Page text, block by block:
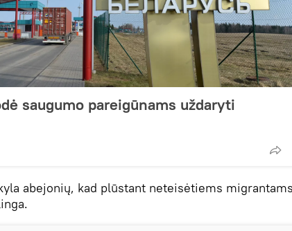
saugumo pareigūnams uždaryti
abejonių, kad plūstant neteisėtiems migrantams